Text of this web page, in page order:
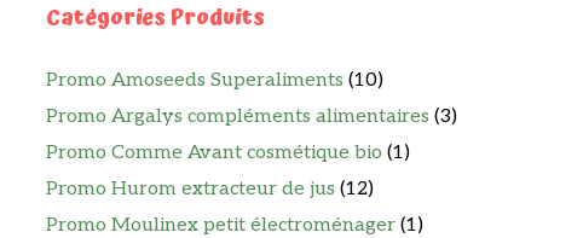
Catégories Produits
Promo Amoseeds Superaliments (10)
Promo Argalys compléments alimentaires (3)
Promo Comme Avant cosmétique bio (1)
Promo Hurom extracteur de jus (12)
Promo Moulinex petit électroménager (1)